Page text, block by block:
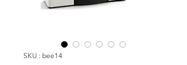
SKU : bee14